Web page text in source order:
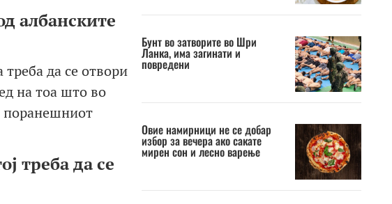
албанските
да се отвори
на тоа што во
поранешниот
треба да се
Бунт во затворите во Шри
Ланка, има загинати и
повредени
Овие намирници не се добар
избор за вечера ако сакате
мирен сон и лесно варење